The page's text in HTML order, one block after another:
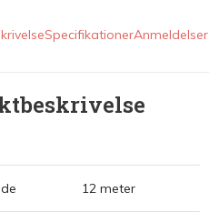
SpecifikationerAnmeldelser
12 meter